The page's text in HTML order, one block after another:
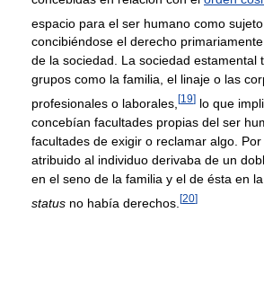
espacio para el ser humano como sujeto
concibiéndose el derecho
de la sociedad. La sociedad estamental
grupos como la familia, el linaje o las
profesionales o laborales, [19] lo que
concebían facultades propias del ser
facultades de exigir o reclamar algo.
atribuido al individuo derivaba de un
en el seno de la familia y el de ésta en
status no había derechos. [20]